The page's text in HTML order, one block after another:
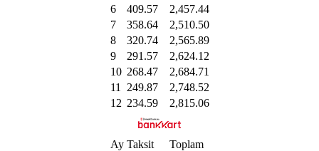
6
409.57
2,457.44
7
358.64
2,510.50
8
320.74
2,565.89
9
291.57
2,624.12
10 268.47
2,684.71
11
249.87
2,748.52
12 234.59 2,815.06
Ay Taksit
Toplam